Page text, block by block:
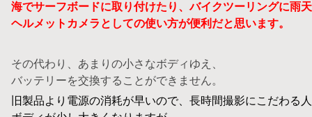
海でサーフボードに取り付けたり、バイクツーリングに雨
ヘルメットカメラとしての使い方が便利だと思います。
その代わり、あまりの小さなボディゆえ、
バッテリーを交換することができません。
旧製品より電源の消耗が早いので、長時間撮影にこだわる